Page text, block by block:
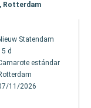
Rotterdam
Statendam
d
estándar
11/2026